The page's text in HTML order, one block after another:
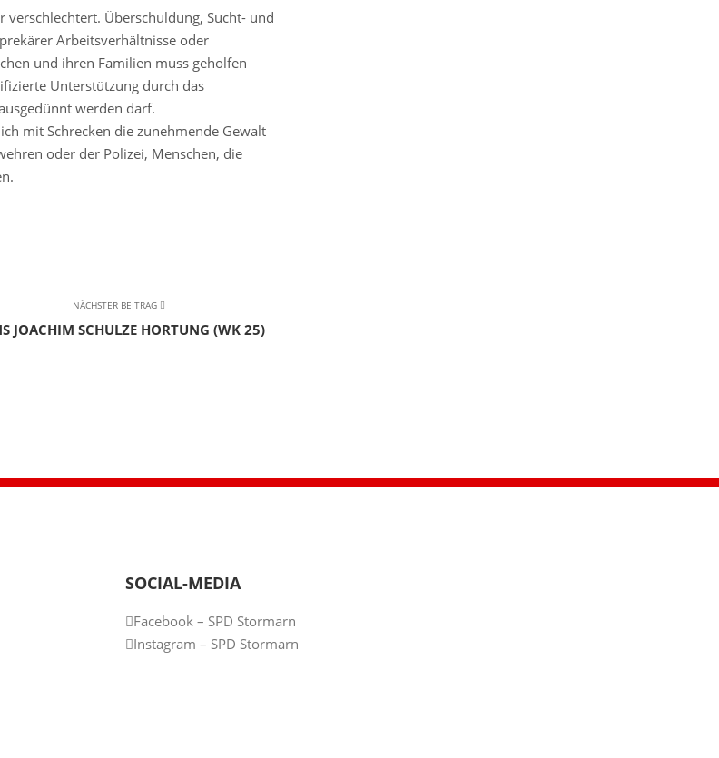
Überschuldung, Sucht- und
Arbeitsverhältnisse oder
und ihren Familien muss geholfen
Unterstützung durch das
werden darf.
mit Schrecken die zunehmende Gewalt
oder der Polizei, Menschen, die
NÄCHSTER BEITRAG
JOACHIM SCHULZE HORTUNG (WK 25)
SOCIAL-MEDIA
Facebook – SPD Stormarn
Instagram – SPD Stormarn